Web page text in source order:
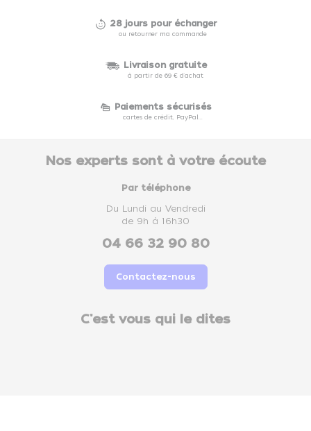
28 jours pour échanger
ou retourner ma commande
Livraison gratuite
à partir de 69 € d'achat
Paiements sécurisés
cartes de crédit, PayPal...
Nos experts sont à votre écoute
Par téléphone
Du Lundi au Vendredi
de 9h à 16h30
04 66 32 90 80
Contactez-nous
C'est vous qui le dites